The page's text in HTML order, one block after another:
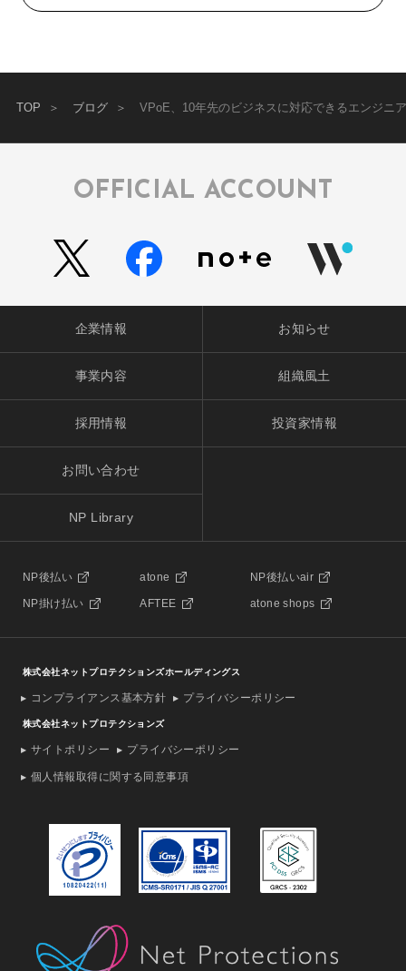
TOP ブログ VPoE、10年先のビジネスに対応できるエンジニ
OFFICIAL ACCOUNT
企業情報 お知らせ
事業内容 組織風土
採用情報 投資家情報
お問い合わせ
NP Library
NP後払い atone NP後払いair
NP掛け払い AFTEE atone shops
株式会社ネットプロテクションズホールディングス
コンプライアンス基本方針 プライバシーポリシー
株式会社ネットプロテクションズ
サイトポリシー プライバシーポリシー
個人情報取得に関する同意事項